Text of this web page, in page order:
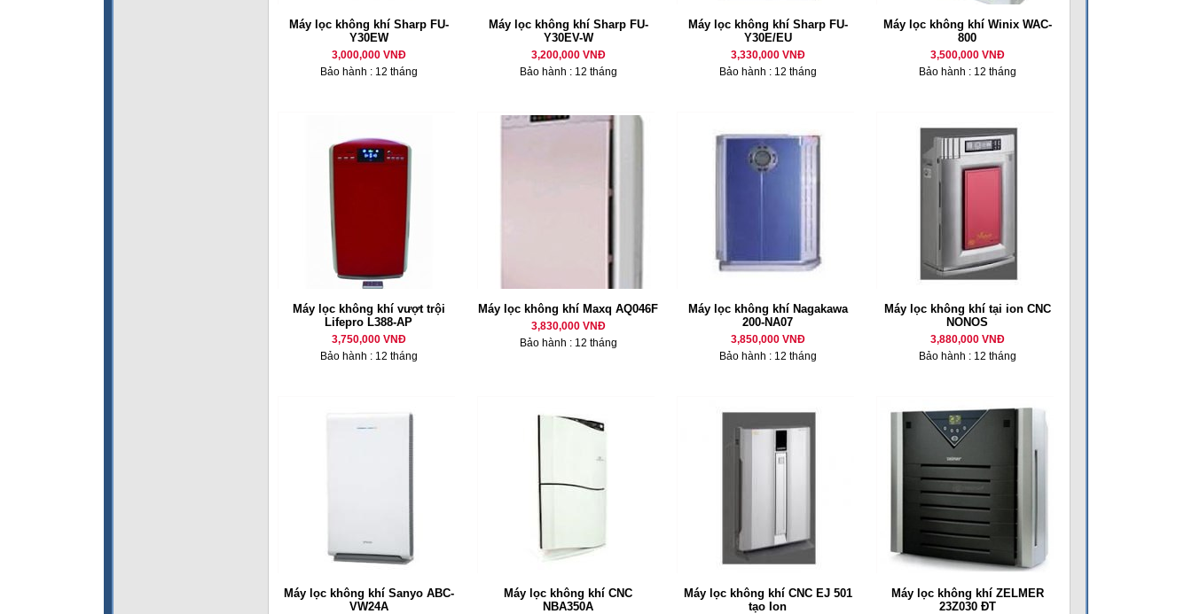
Máy lọc không khí Sharp FU-
Y30EW
3,000,000 VNĐ
Bảo hành : 12 tháng
Máy lọc không khí Sharp FU-
Y30EV-W
3,200,000 VNĐ
Bảo hành : 12 tháng
Máy lọc không khí Sharp FU-
Y30E/EU
3,330,000 VNĐ
Bảo hành : 12 tháng
Máy lọc không khí Winix WAC-
800
3,500,000 VNĐ
Bảo hành : 12 tháng
Máy lọc không khí vượt trội
Lifepro L388-AP
3,750,000 VNĐ
Bảo hành : 12 tháng
Máy lọc không khí Maxq AQ046F
3,830,000 VNĐ
Bảo hành : 12 tháng
Máy lọc không khí Nagakawa
200-NA07
3,850,000 VNĐ
Bảo hành : 12 tháng
Máy lọc không khí tại ion CNC
NONOS
3,880,000 VNĐ
Bảo hành : 12 tháng
Máy lọc không khí Sanyo ABC-
VW24A
Máy lọc không khí CNC
NBA350A
Máy lọc không khí CNC EJ 501
tạo Ion
Máy lọc không khí ZELMER
23Z030 ĐT